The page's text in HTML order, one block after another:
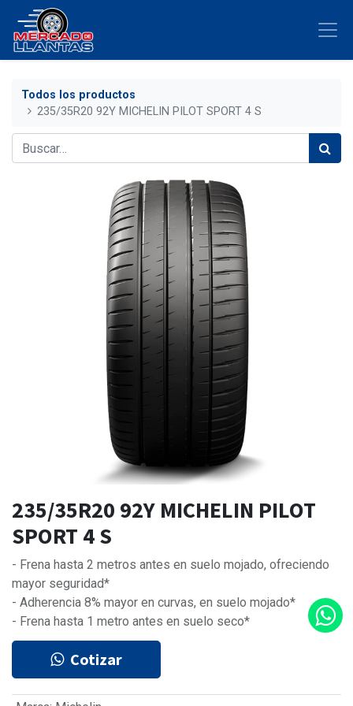
Todos los productos
235/35R20 92Y MICHELIN PILOT SPORT 4 S
235/35R20 92Y MICHELIN PILOT
SPORT 4 S
- Frena hasta 2 metros antes en suelo mojado, ofreciendo
mayor seguridad*
- Adherencia 8% mayor en curvas, en suelo mojado*
- Frena hasta 1 metro antes en suelo seco*
Cotizar